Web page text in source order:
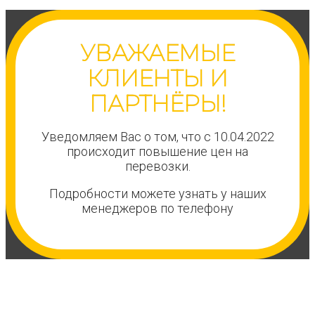
УВАЖАЕМЫЕ
КЛИЕНТЫ И
ПАРТНЁРЫ!
Уведомляем Вас о том, что с 10.04.2022
происходит повышение цен на
перевозки.
Подробности можете узнать у наших
менеджеров по телефону